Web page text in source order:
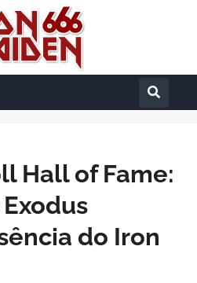
Hall of Fame:
do Iron